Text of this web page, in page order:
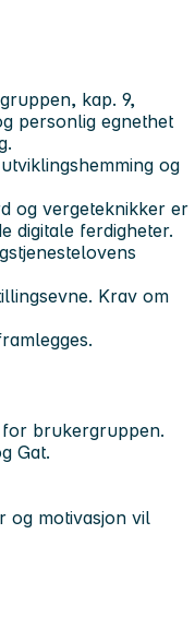
kap. 9,
personlig egnethet
og
og vergeteknikker er
digitale ferdigheter.
Krav om
brukergruppen.
Gat.
og motivasjon vil